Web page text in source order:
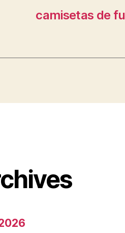
camisetas de